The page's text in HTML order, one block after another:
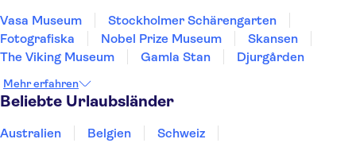
Vasa Museum
Stockholmer Schärengarten
Fotografiska
Nobel Prize Museum
Skansen
The Viking Museum
Gamla Stan Djurgården
Mehr erfahren
Beliebte Urlaubsländer
Australien Belgien
Schweiz